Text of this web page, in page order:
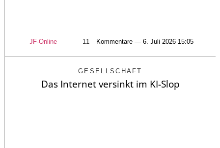
JF-Online 11 Kommentare — 6. Juli 2026 15:05
GESELLSCHAFT
Das Internet versinkt im KI-Slop